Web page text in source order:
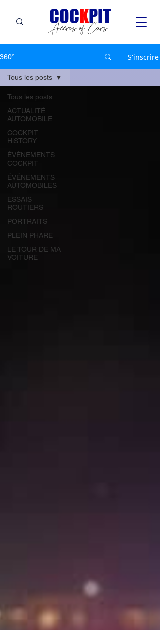
Accros of Cars
COCKPIT
360° S'inscrire
Tous les posts
ACTUALITÉ
AUTOMOBILE
COCKPIT
HiSTORY
ÉVÉNEMENTS
COCKPIT
ÉVÉNEMENTS
AUTOMOBILES
ESSAIS
ROUTIERS
PORTRAITS
PLEIN PHARE
LE TOUR DE MA
VOITURE
Tous les posts